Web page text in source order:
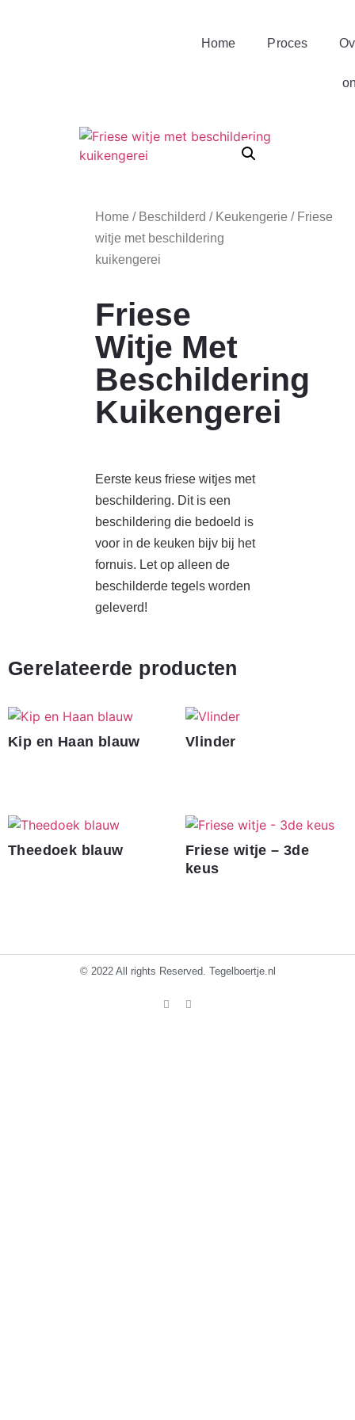
Home Proces
Home / Beschilderd / Keukengerie / Friese
witje met beschildering
kuikengerei
Friese
Witje Met
Beschildering
Kuikengerei
Eerste keus friese witjes met
beschildering. Dit is een
beschildering die bedoeld is
voor in de keuken bijv bij het
fornuis. Let op alleen de
beschilderde tegels worden
geleverd!
Gerelateerde producten
Kip en Haan blauw Vlinder
Theedoek blauw
Friese witje – 3de
keus
© 2022 All rights Reserved. Tegelboertje.nl